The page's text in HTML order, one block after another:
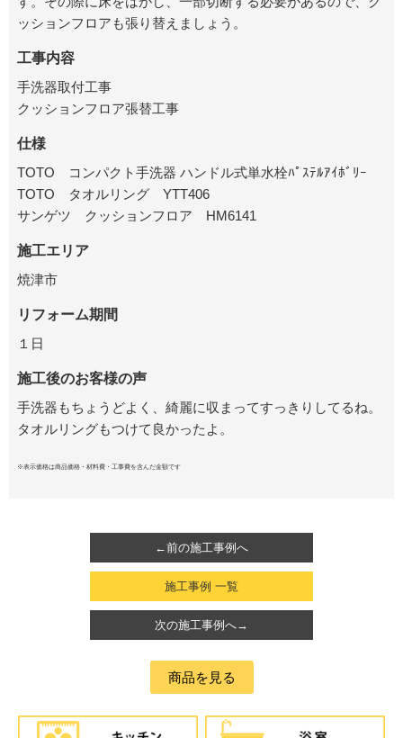
ッションフロアも張り替えましょう。
工事内容
手洗器取付工事
クッションフロア張替工事
仕様
TOTO コンパクト手洗器 ハンドル式単水栓ﾊﾟｽﾃﾙｱｲﾎﾞﾘｰ
TOTO タオルリング YTT406
サンゲツ クッションフロア HM6141
施工エリア
焼津市
リフォーム期間
１日
施工後のお客様の声
手洗器もちょうどよく、綺麗に収まってすっきりしてるね。
タオルリングもつけて良かったよ。
※表示価格は商品価格・材料費・工事費を含んだ金額です
←前の施工事例へ
施工事例 一覧
次の施工事例へ→
商品を見る